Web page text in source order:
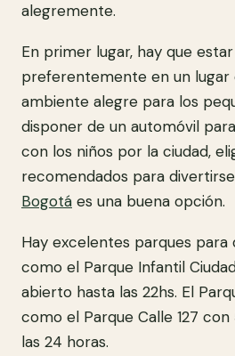
alegremente.
En primer lugar, hay que
preferentemente en un lugar
ambiente alegre para los
disponer de un automóvil
con los niños por la ciudad,
recomendados para
Bogotá es una buena opción.
Hay excelentes parques para
como el Parque Infantil
abierto hasta las 22hs. El
como el Parque Calle 127
las 24 horas.